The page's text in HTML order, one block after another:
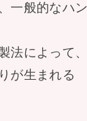
一般的なハ
法によって
が生まれる